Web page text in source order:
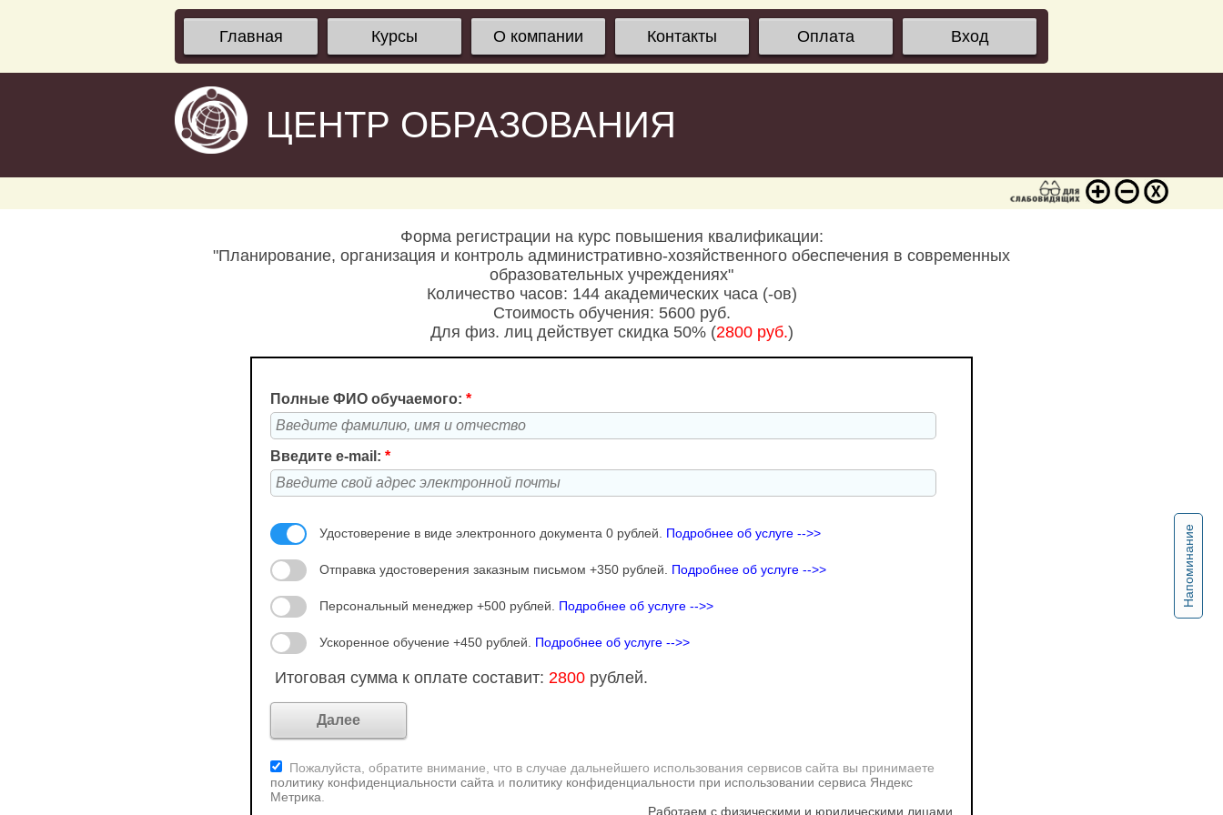
Главная Курсы О компании Контакты Оплата Вход
ЦЕНТР ОБРАЗОВАНИЯ
Напоминание
Форма регистрации на курс повышения квалификации:
"Планирование, организация и контроль административно-хозяйственного обеспечения в современных
образовательных учреждениях"
Количество часов: 144 академических часа (-ов)
Стоимость обучения: 5600 руб.
Для физ. лиц действует скидка 50% (2800 руб.)
Полные ФИО обучаемого: *
Введите e-mail: *
Удостоверение в виде электронного документа 0 рублей. Подробнее об услуге -->>
Отправка удостоверения заказным письмом +350 рублей. Подробнее об услуге -->>
Персональный менеджер +500 рублей. Подробнее об услуге -->>
Ускоренное обучение +450 рублей. Подробнее об услуге -->>
Итоговая сумма к оплате составит: 2800 рублей.
Пожалуйста, обратите внимание, что в случае дальнейшего использования сервисов сайта вы принимаете
политику конфиденциальности сайта и политику конфиденциальности при использовании сервиса Яндекс
Метрика
Работаем с физическими и юридическими лицами